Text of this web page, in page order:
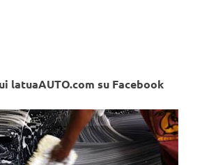
su Facebook